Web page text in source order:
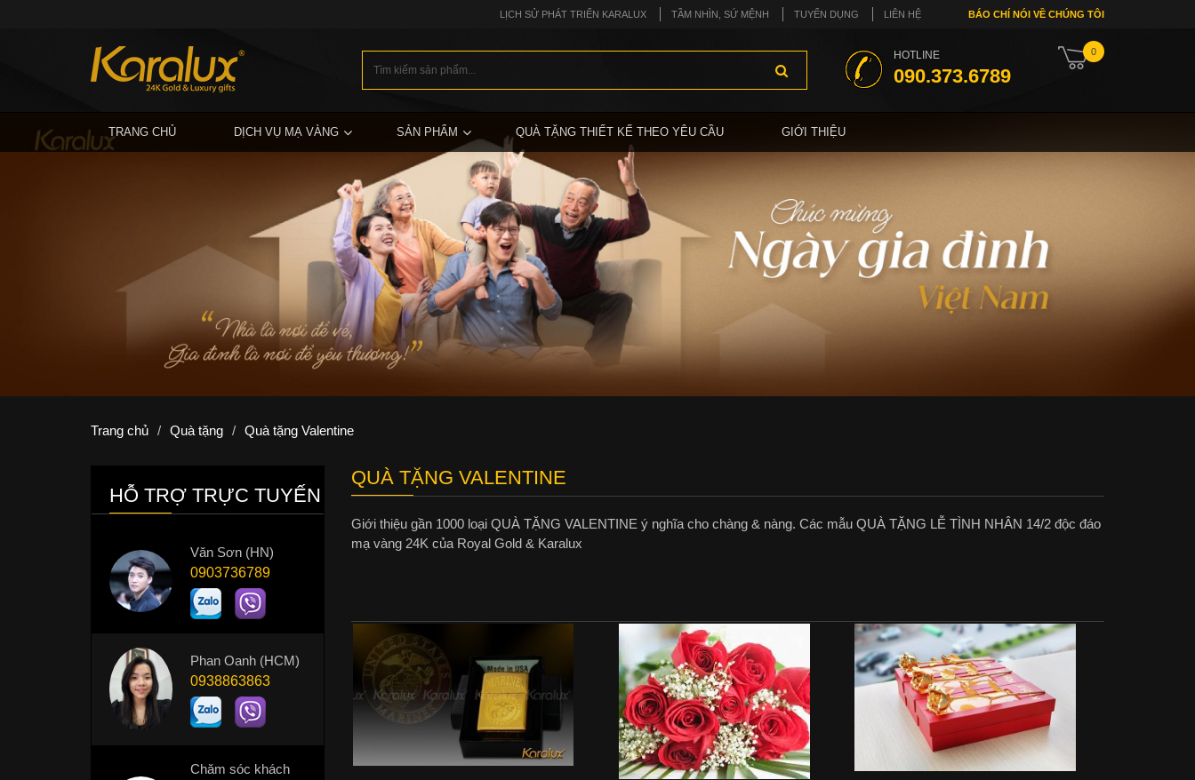
LỊCH SỬ PHÁT TRIỂN KARALUX TẦM NHÌN, SỨ MỆNH TUYỂN DỤNG LIÊN HỆ BÁO CHÍ NÓI VỀ CHÚNG TÔI
HOTLINE
090.373.6789
0
TRANG CHỦ DỊCH VỤ MẠ VÀNG SẢN PHẨM QUÀ TẶNG THIẾT KẾ THEO YÊU CẦU GIỚI THIỆU
Trang chủ / Quà tặng / Quà tặng Valentine
QUÀ TẶNG VALENTINE
Giới thiệu gần 1000 loại QUÀ TẶNG VALENTINE ý nghĩa cho chàng & nàng. Các mẫu QUÀ TẶNG LỄ TÌNH NHÂN 14/2 độc đáo
mạ vàng 24K của Royal Gold & Karalux
HỖ TRỢ TRỰC TUYẾN
Văn Sơn (HN)
0903736789
Phan Oanh (HCM)
0938863863
Chăm sóc khách